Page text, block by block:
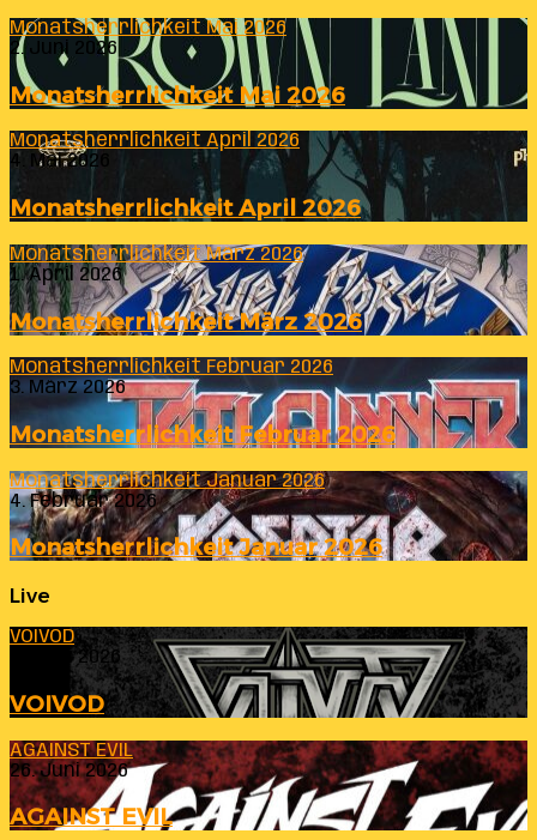
Monatsherrlichkeit Mai 2026
2. Juni 2026
Monatsherrlichkeit Mai 2026
Monatsherrlichkeit April 2026
4. Mai 2026
Monatsherrlichkeit April 2026
Monatsherrlichkeit März 2026
1. April 2026
Monatsherrlichkeit März 2026
Monatsherrlichkeit Februar 2026
3. März 2026
Monatsherrlichkeit Februar 2026
Monatsherrlichkeit Januar 2026
4. Februar 2026
Monatsherrlichkeit Januar 2026
Live
VOIVOD
23. Juli 2026
VOIVOD
AGAINST EVIL
26. Juni 2026
AGAINST EVIL